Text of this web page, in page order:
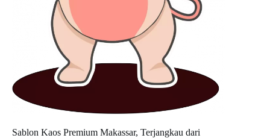
Sablon Kaos Premium Makassar, Terjangkau dari